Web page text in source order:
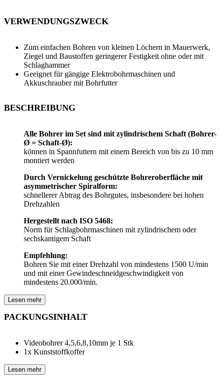
VERWENDUNGSZWECK
Zum einfachen Bohren von kleinen Löchern in Mauerwerk,
Ziegel und Baustoffen geringerer Festigkeit ohne oder mit
Schlaghammer
Geeignet für gängige Elektrobohrmaschinen und
Akkuschrauber mit Bohrfutter
BESCHREIBUNG
Alle Bohrer im Set sind mit zylindrischem Schaft (Bohrer-
Ø = Schaft-Ø):
können in Spannfuttern mit einem Bereich von bis zu 10 mm
montiert werden
Durch Vernickelung geschützte Bohreroberfläche mit
asymmetrischer Spiralform:
schnellerer Abtrag des Bohrgutes, insbesondere bei hohen
Drehzahlen
Hergestellt nach ISO 5468:
Norm für Schlagbohrmaschinen mit zylindrischem oder
sechskantigem Schaft
Empfehlung:
Bohren Sie mit einer Drehzahl von mindestens 1500 U/min
und mit einer Gewindeschneidgeschwindigkeit von
mindestens 20.000/min.
Lesen mehr
PACKUNGSINHALT
Videobohrer 4,5,6,8,10mm je 1 Stk
1x Kunststoffkoffer
Lesen mehr